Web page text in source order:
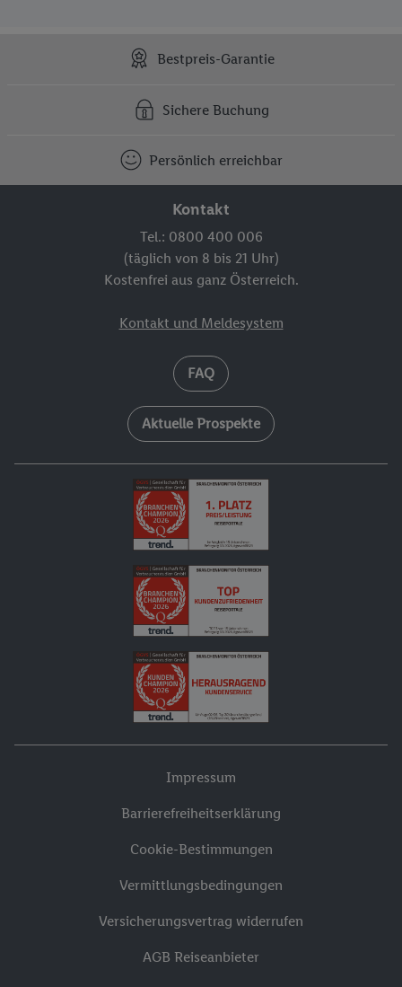
Bestpreis-Garantie
Sichere Buchung
Persönlich erreichbar
Kontakt
Tel.: 0800 400 006
(täglich von 8 bis 21 Uhr)
Kostenfrei aus ganz Österreich.
Kontakt und Meldesystem
FAQ
Aktuelle Prospekte
Impressum
Barrierefreiheitserklärung
Cookie-Bestimmungen
Vermittlungsbedingungen
Versicherungsvertrag widerrufen
AGB Reiseanbieter